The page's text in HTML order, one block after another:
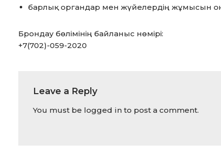
барлық органдар мен жүйелердің жұмысын
Брондау бөлімінің байланыс нөмірі:
+7(702)-059-2020
Leave a Reply
You must be logged in to post a comment.